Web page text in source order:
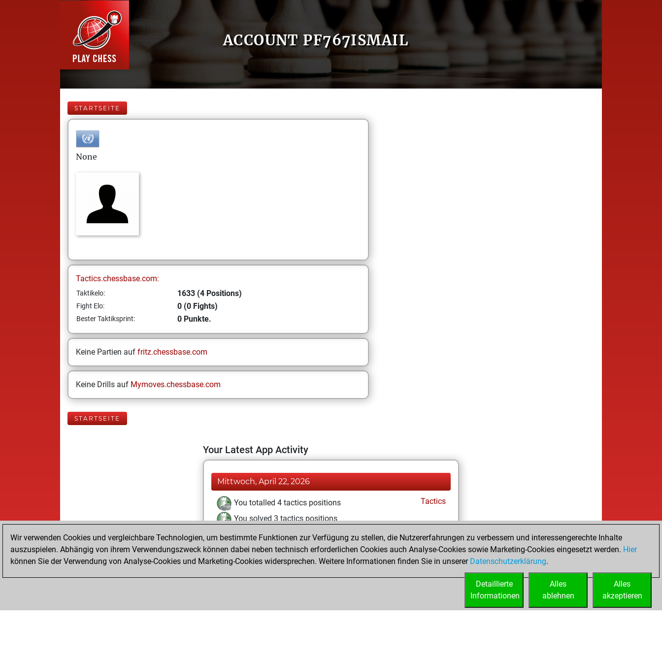
ACCOUNT PF767ISMAIL
STARTSEITE
None
Tactics.chessbase.com:
Taktikelo: 1633 (4 Positions)
Fight Elo: 0 (0 Fights)
Bester Taktiksprint: 0 Punkte.
Keine Partien auf fritz.chessbase.com
Keine Drills auf Mymoves.chessbase.com
STARTSEITE
Your Latest App Activity
Mittwoch, April 22, 2026
You totalled 4 tactics positions
Tactics
You solved 3 tactics positions
You achieved an Elo of 1632 in tactics positions
Wir verwenden Cookies und vergleichbare Technologien, um bestimmte Funktionen zur Verfügung zu stellen, die Nutzererfahrungen zu verbessern und interessengerechte Inhalte
auszuspielen. Abhängig von ihrem Verwendungszweck können dabei neben technisch erforderlichen Cookies auch Analyse-Cookies sowie Marketing-Cookies eingesetzt werden. Hier
können Sie der Verwendung von Analyse-Cookies und Marketing-Cookies widersprechen. Weitere Informationen finden Sie in unserer Datenschutzerklärung.
Alles
akzeptieren
Alles
ablehnen
Detaillierte
Informationen